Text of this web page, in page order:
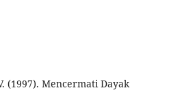
(1997). Mencermati Dayak